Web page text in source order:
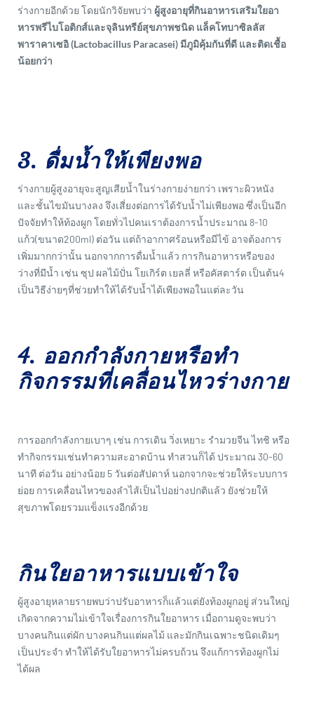
ร่างกายอีกด้วย โดยนักวิจัยพบว่า ผู้สูงอายุที่กินอาหารเสริมใยอา
หารพรีไบโอติกส์และจุลินทรีย์สุขภาพชนิด แล็คโทบาซิลลัส
พาราคาเซอิ (Lactobacillus Paracasei) มีภูมิคุ้มกันที่ดี และติดเชื้อ
น้อยกว่า
3. ดื่มน้ำให้เพียงพอ
ร่างกายผู้สูงอายุจะสูญเสียน้ำในร่างกายง่ายกว่า เพราะผิวหนัง
และชั้นไขมันบางลง จึงเสี่ยงต่อการได้รับน้ำไม่เพียงพอ ซึ่งเป็นอีก
ปัจจัยทำให้ท้องผูก โดยทั่วไปคนเราต้องการน้ำประมาณ 8-10
แก้ว(ขนาด200ml) ต่อวัน แต่ถ้าอากาศร้อนหรือมีไข้ อาจต้องการ
เพิ่มมากกว่านั้น นอกจากการดื่มน้ำแล้ว การกินอาหารหรือของ
ว่างที่มีน้ำ เช่น ซุป ผลไม้ปั่น โยเกิร์ต เยลลี่ หรือคัสตาร์ด เป็นต้น4
เป็นวิธีง่ายๆที่ช่วยทำให้ได้รับน้ำได้เพียงพอในแต่ละวัน
4. ออกกำลังกายหรือทำ
กิจกรรมที่เคลื่อนไหวร่างกาย
การออกกำลังกายเบาๆ เช่น การเดิน วิ่งเหยาะ รำมวยจีน ไทชิ หรือ
ทำกิจกรรมเช่นทำความสะอาดบ้าน ทำสวนก็ได้ ประมาณ 30-60
นาที ต่อวัน อย่างน้อย 5 วันต่อสัปดาห์ นอกจากจะช่วยให้ระบบการ
ย่อย การเคลื่อนไหวของลำไส้เป็นไปอย่างปกติแล้ว ยังช่วยให้
สุขภาพโดยรวมแข็งแรงอีกด้วย
กินใยอาหารแบบเข้าใจ
ผู้สูงอายุหลายรายพบว่าปรับอาหารก็แล้วแต่ยังท้องผูกอยู่ ส่วนใหญ่
เกิดจากความไม่เข้าใจเรื่องการกินใยอาหาร เมื่อถามดูจะพบว่า
บางคนกินแต่ผัก บางคนกินแต่ผลไม้ และมักกินเฉพาะชนิดเดิมๆ
เป็นประจำ ทำให้ได้รับใยอาหารไม่ครบถ้วน จึงแก้การท้องผูกไม่
ได้ผล